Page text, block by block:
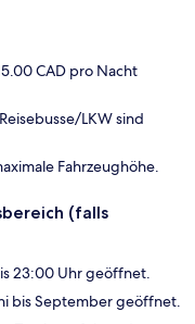
CAD pro Nacht
LKW sind
Fahrzeughöhe.
(falls
23:00 Uhr geöffnet.
bis September geöffnet.